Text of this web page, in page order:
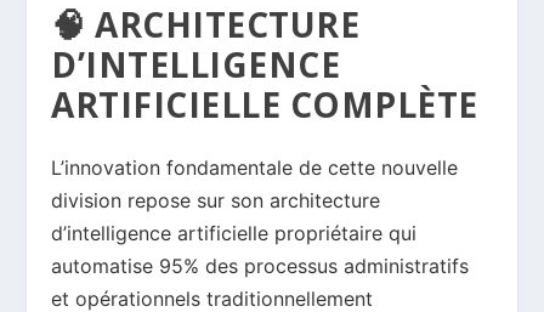
🧠 ARCHITECTURE
D’INTELLIGENCE
ARTIFICIELLE COMPLÈTE
L’innovation fondamentale de cette nouvelle
division repose sur son architecture
d’intelligence artificielle propriétaire qui
automatise 95% des processus administratifs
et opérationnels traditionnellement